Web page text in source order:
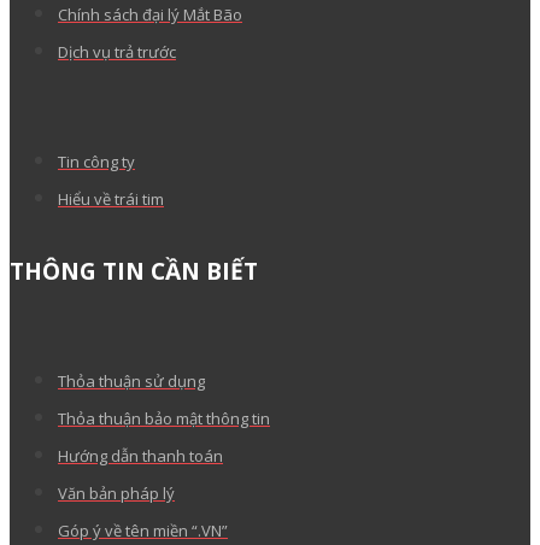
Chính sách đại lý Mắt Bão
Dịch vụ trả trước
Tin công ty
Hiểu về trái tim
THÔNG TIN CẦN BIẾT
Thỏa thuận sử dụng
Thỏa thuận bảo mật thông tin
Hướng dẫn thanh toán
Văn bản pháp lý
Góp ý về tên miền “.VN”